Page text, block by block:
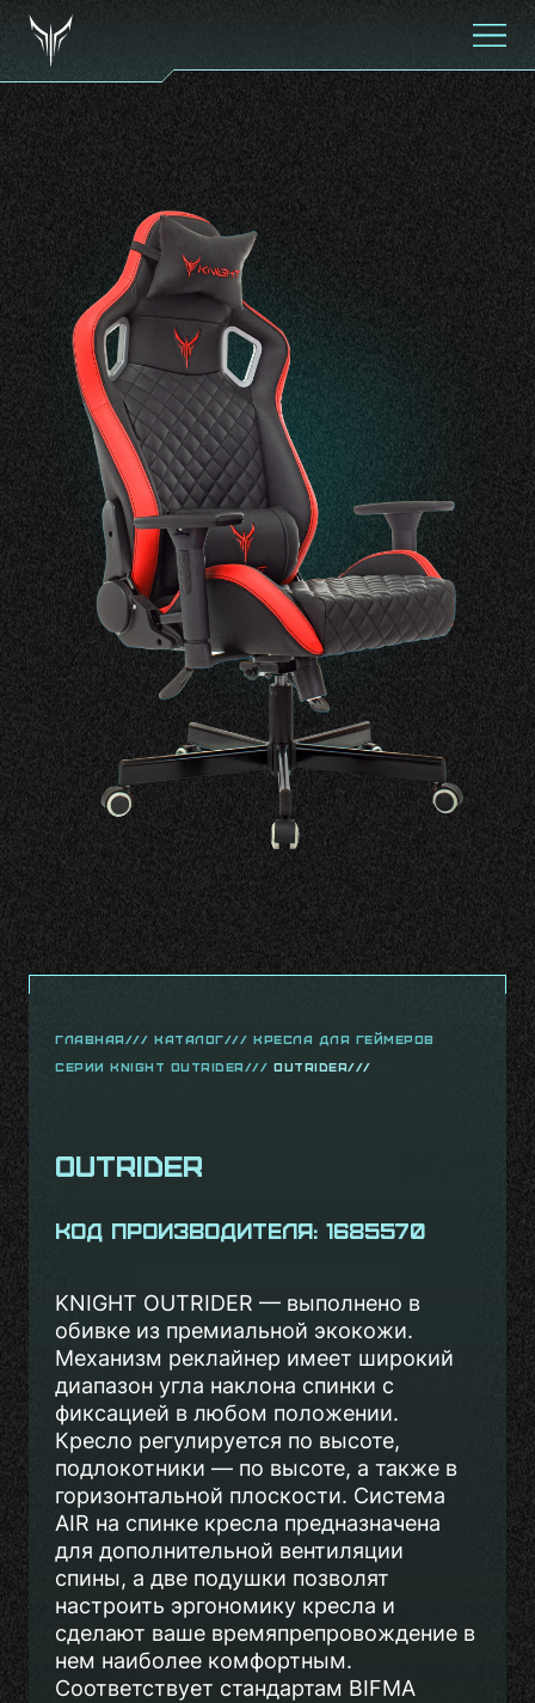
главная/// Каталог/// Кресла для геймеров
серии Knight Outrider/// Outrider///
Outrider
Код производителя: 1685570
KNIGHT OUTRIDER — выполнено в
обивке из премиальной экокожи.
Механизм реклайнер имеет широкий
диапазон угла наклона спинки с
фиксацией в любом положении.
Кресло регулируется по высоте,
подлокотники — по высоте, а также в
горизонтальной плоскости. Система
AIR на спинке кресла предназначена
для дополнительной вентиляции
спины, а две подушки позволят
настроить эргономику кресла и
сделают ваше времяпрепровождение в
нем наиболее комфортным.
Соответствует стандартам BIFMA